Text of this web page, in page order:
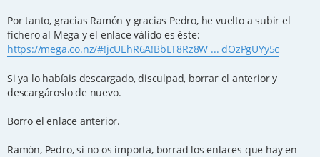
Por tanto, gracias Ramón y gracias Pedro, he vuelto a subir el
fichero al Mega y el enlace válido es éste:
https://mega.co.nz/#!jcUEhR6A!BbLT8Rz8W ... dOzPgUYy5c
Si ya lo habíais descargado, disculpad, borrar el anterior y
descargároslo de nuevo.
Borro el enlace anterior.
Ramón, Pedro, si no os importa, borrad los enlaces que hay en